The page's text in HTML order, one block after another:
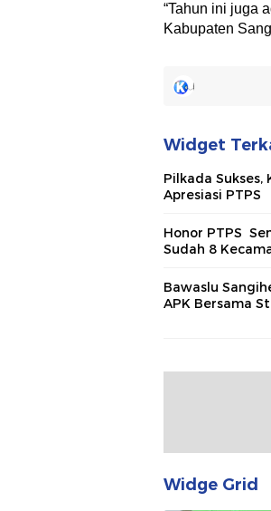
“Tahun ini juga
Kabupaten
Widget
Pilkada Sukses,
Apresiasi PTPS
Honor PTPS
Sudah 8
Bawaslu
APK Bersama
Widge Grid